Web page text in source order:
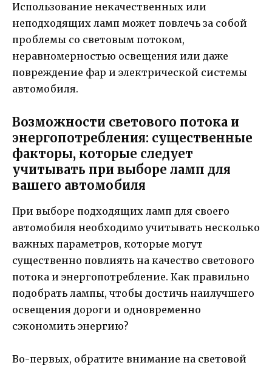
Использование некачественных или
неподходящих ламп может повлечь за собой
проблемы со световым потоком,
неравномерностью освещения или даже
повреждение фар и электрической системы
автомобиля.
Возможности светового потока и
энергопотребления: существенные
факторы, которые следует
учитывать при выборе ламп для
вашего автомобиля
При выборе подходящих ламп для своего
автомобиля необходимо учитывать несколько
важных параметров, которые могут
существенно повлиять на качество светового
потока и энергопотребление. Как правильно
подобрать лампы, чтобы достичь наилучшего
освещения дороги и одновременно
сэкономить энергию?
Во-первых, обратите внимание на световой